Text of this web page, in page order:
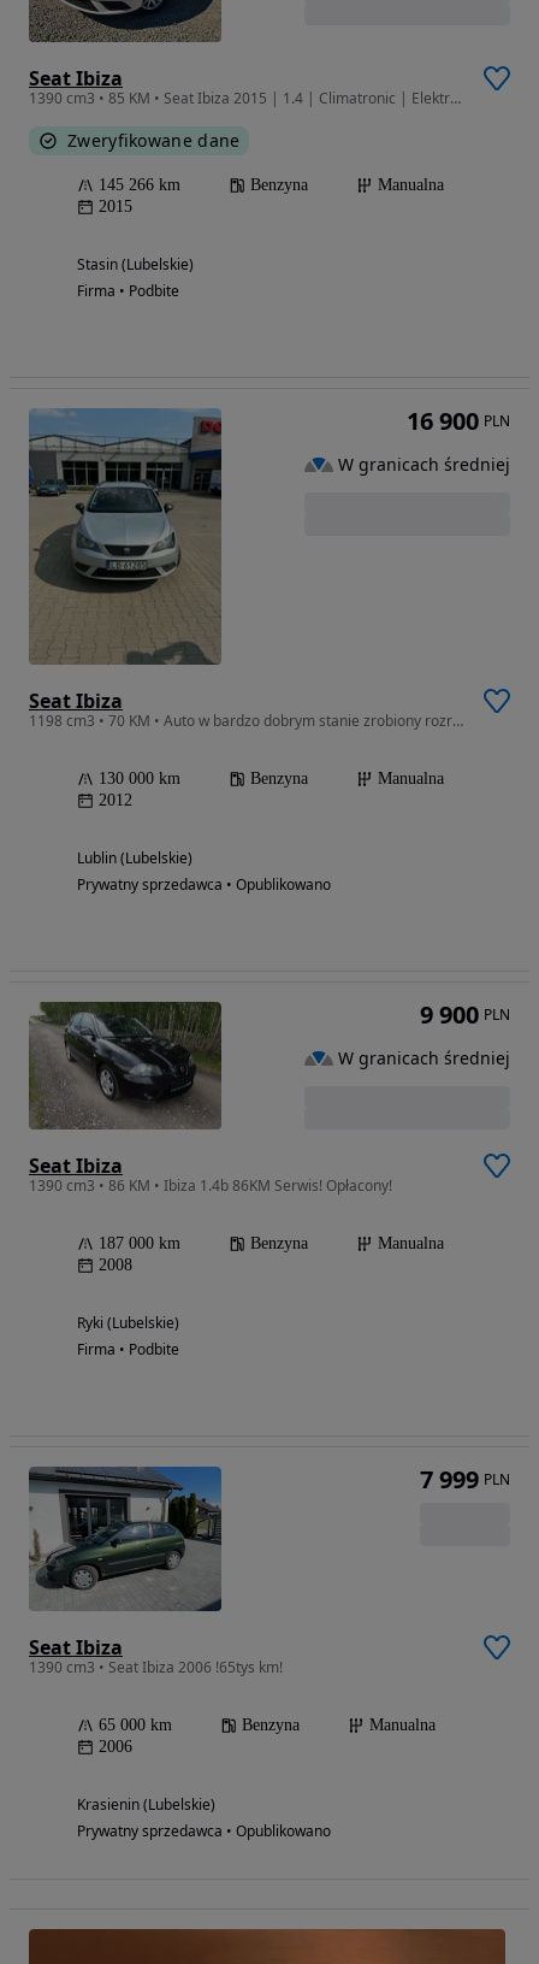
Seat Ibiza
1390 cm3 • 85 KM • Seat Ibiza 2015 | 1.4 | Climatronic | Elektryka
Zweryfikowane dane
145 266 km Benzyna
Manualna
2015
Stasin (Lubelskie)
Firma • Podbite
Seat Ibiza
1198 cm3 • 70 KM • Auto w bardzo dobrym stanie zrobiony rozrząd posiada dodatkowo koła ły
130 000 km Benzyna
Manualna
2012
Lublin (Lubelskie)
Prywatny sprzedawca • Opublikowano
16 900 PLN
W granicach średniej
Seat Ibiza
1390 cm3 • 86 KM • Ibiza 1.4b 86KM Serwis! Opłacony!
187 000 km Benzyna
Manualna
2008
Ryki (Lubelskie)
Firma • Podbite
9 900 PLN
W granicach średniej
Seat Ibiza
1390 cm3 • Seat Ibiza 2006 !65tys km!
65 000 km Benzyna
Manualna
2006
Krasienin (Lubelskie)
Prywatny sprzedawca • Opublikowano
7 999 PLN